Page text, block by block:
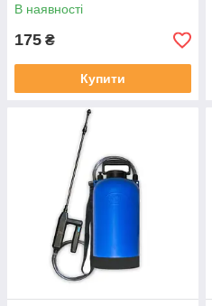
В наявності
175 ₴
Купити